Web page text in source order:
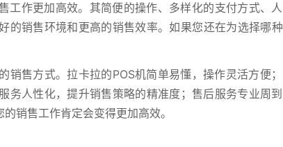
工作更加高效。其简便的操作、多样化的支付方式、
的销售环境和更高的销售效率。如果您还在为选择哪
销售方式。拉卡拉的POS机简单易懂，操作灵活方便
务人性化，提升销售策略的精准度；售后服务专业周
销售工作肯定会变得更加高效。